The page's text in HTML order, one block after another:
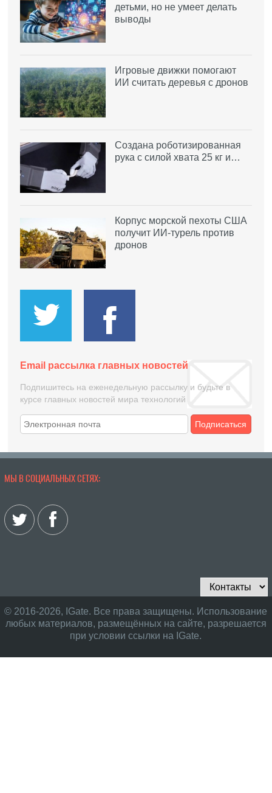
детьми, но не умеет делать
выводы
Игровые движки помогают
ИИ считать деревья с дронов
Создана роботизированная
рука с силой хвата 25 кг и…
Корпус морской пехоты США
получит ИИ-турель против
дронов
Email рассылка главных новостей
Подпишитесь на еженедельную рассылку и будьте в
курсе главных новостей мира технологий
Подписаться
МЫ В СОЦИАЛЬНЫХ СЕТЯХ:
© 2016-2026, IGate. Все права защищены. Использование
любых материалов, размещённых на сайте, разрешается
при условии ссылки на IGate.